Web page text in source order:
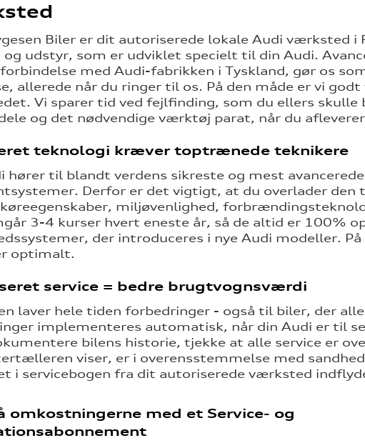
Biler er dit autoriserede lokale Audi værksted i
udstyr, som er udviklet specielt til din Audi.
med Audi-fabrikken i Tyskland, gør os
allerede når du ringer til os. På den måde er vi
Vi sparer tid ved fejlfinding, som du ellers skulle
og det nødvendige værktøj parat, når du
teknologi kræver toptrænede teknikere
hører til blandt verdens sikreste og mest
Derfor er det vigtigt, at du overlader den
miljøvenlighed,
3-4 kurser hvert eneste år, så de altid er 100%
der introduceres i nye Audi modeller.
optimalt.
service = bedre brugtvognsværdi
laver hele tiden forbedringer - også til biler, der
implementeres automatisk, når din Audi er til
bilens historie, tjekke at alle service er
viser, er i overensstemmelse med
i servicebogen fra dit autoriserede værksted
omkostningerne med et Service- og